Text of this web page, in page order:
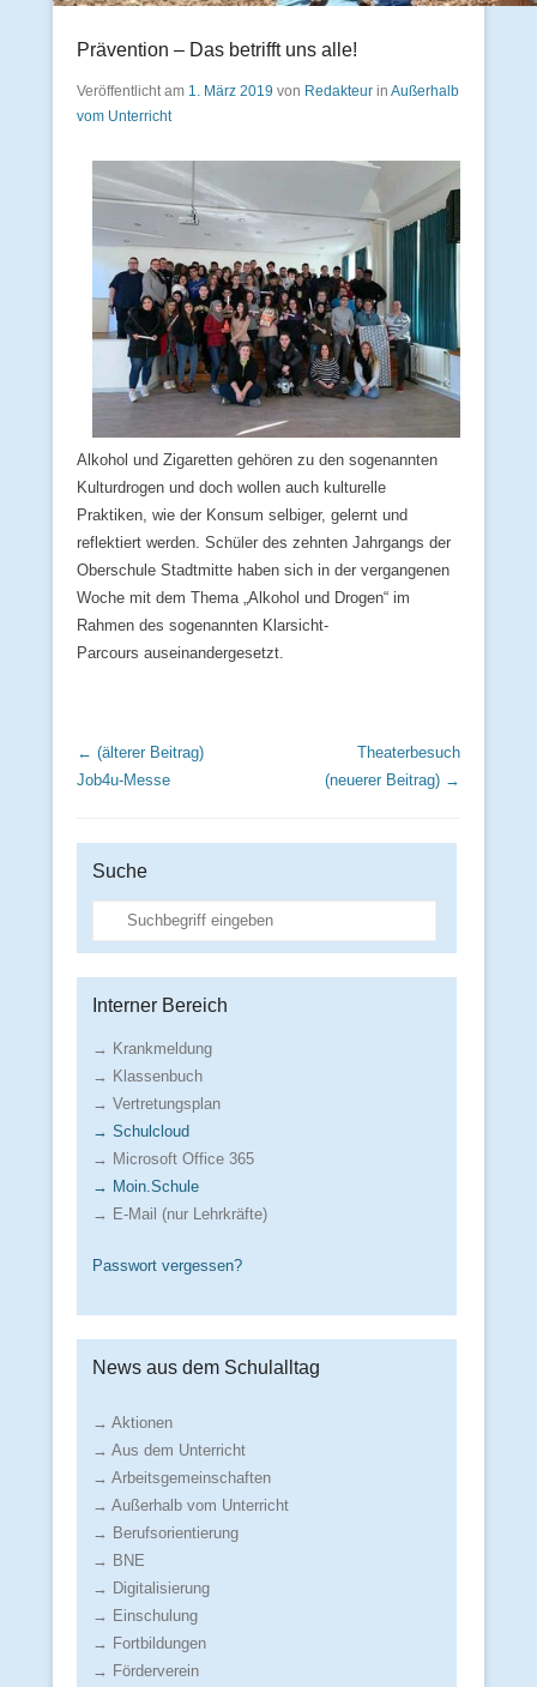
Prävention – Das betrifft uns alle!
Veröffentlicht am 1. März 2019 von Redakteur in Außerhalb
vom Unterricht
Alkohol und Zigaretten gehören zu den sogenannten
Kulturdrogen und doch wollen auch kulturelle
Praktiken, wie der Konsum selbiger, gelernt und
reflektiert werden. Schüler des zehnten Jahrgangs der
Oberschule Stadtmitte haben sich in der vergangenen
Woche mit dem Thema „Alkohol und Drogen“ im
Rahmen des sogenannten Klarsicht-
Parcours auseinandergesetzt.
Beitrags Übersicht
← (älterer Beitrag)
Job4u-Messe
Theaterbesuch
(neuerer Beitrag) →
Suche
Suche
Interner Bereich
→ Krankmeldung
→ Klassenbuch
→ Vertretungsplan
→ Schulcloud
→ Microsoft Office 365
→ Moin.Schule
→ E-Mail (nur Lehrkräfte)
Passwort vergessen?
News aus dem Schulalltag
→ Aktionen
→ Aus dem Unterricht
→ Arbeitsgemeinschaften
→ Außerhalb vom Unterricht
→ Berufsorientierung
→ BNE
→ Digitalisierung
→ Einschulung
→ Fortbildungen
→ Förderverein